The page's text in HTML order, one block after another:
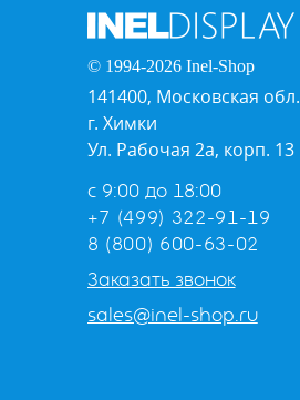
© 1994-2026 Inel-Shop
141400, Московская обл.
г. Химки
Ул. Рабочая 2а, корп. 13
с 9:00 до 18:00
+7 (499) 322-91-19
8 (800) 600-63-02
Заказать звонок
sales@inel-shop.ru